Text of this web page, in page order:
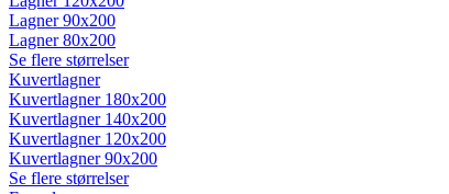
Lagner 90x200
Lagner 80x200
Se flere størrelser
Kuvertlagner
Kuvertlagner 180x200
Kuvertlagner 140x200
Kuvertlagner 120x200
Kuvertlagner 90x200
Se flere størrelser